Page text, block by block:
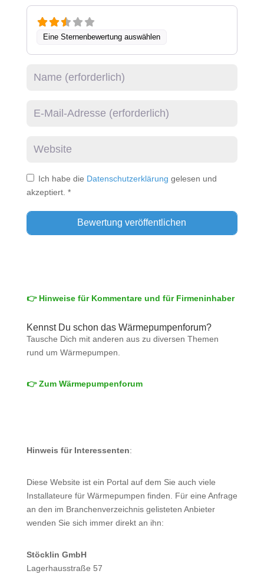
Eine Sternenbewertung auswählen
Ich habe die Datenschutzerklärung gelesen und
akzeptiert. *
👉 Hinweise für Kommentare und für Firmeninhaber
Kennst Du schon das Wärmepumpenforum?
Tausche Dich mit anderen aus zu diversen Themen
rund um Wärmepumpen.
👉 Zum Wärmepumpenforum
Hinweis für Interessenten:
Diese Website ist ein Portal auf dem Sie auch viele
Installateure für Wärmepumpen finden. Für eine Anfrage
an den im Branchenverzeichnis gelisteten Anbieter
wenden Sie sich immer direkt an ihn:
Stöcklin GmbH
Lagerhausstraße 57